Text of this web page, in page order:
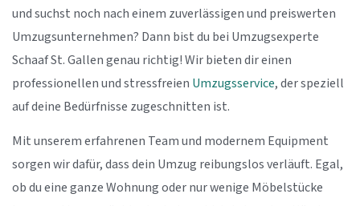
und suchst noch nach einem zuverlässigen und preiswerten
Umzugsunternehmen? Dann bist du bei Umzugsexperte
Schaaf St. Gallen genau richtig! Wir bieten dir einen
professionellen und stressfreien Umzugsservice, der speziell
auf deine Bedürfnisse zugeschnitten ist.
Mit unserem erfahrenen Team und modernem Equipment
sorgen wir dafür, dass dein Umzug reibungslos verläuft. Egal,
ob du eine ganze Wohnung oder nur wenige Möbelstücke